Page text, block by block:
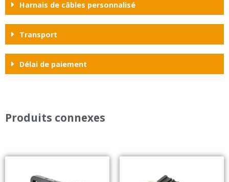
Harnais de câbles personnalisé
Transport
Délai de paiement
Produits connexes